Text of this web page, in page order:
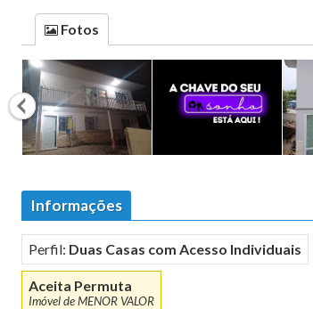
Fotos
Informações
Perfil: Duas Casas com Acesso Individuais
Aceita Permuta
Imóvel de MENOR VALOR